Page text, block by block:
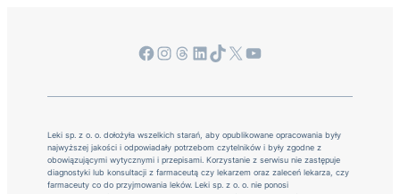
Facebook InstagramThreads LinkedIn TikTok X YouTube
Leki sp. z o. o. dołożyła wszelkich starań, aby opublikowane opracowania były
najwyższej jakości i odpowiadały potrzebom czytelników i były zgodne z
obowiązującymi wytycznymi i przepisami. Korzystanie z serwisu nie zastępuje
diagnostyki lub konsultacji z farmaceutą czy lekarzem oraz zaleceń lekarza, czy
farmaceuty co do przyjmowania leków. Leki sp. z o. o. nie ponosi